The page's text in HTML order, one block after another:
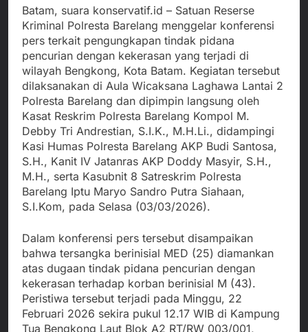
Batam, suara konservatif.id – Satuan Reserse
Kriminal Polresta Barelang menggelar konferensi
pers terkait pengungkapan tindak pidana
pencurian dengan kekerasan yang terjadi di
wilayah Bengkong, Kota Batam. Kegiatan tersebut
dilaksanakan di Aula Wicaksana Laghawa Lantai 2
Polresta Barelang dan dipimpin langsung oleh
Kasat Reskrim Polresta Barelang Kompol M.
Debby Tri Andrestian, S.I.K., M.H.Li., didampingi
Kasi Humas Polresta Barelang AKP Budi Santosa,
S.H., Kanit IV Jatanras AKP Doddy Masyir, S.H.,
M.H., serta Kasubnit 8 Satreskrim Polresta
Barelang Iptu Maryo Sandro Putra Siahaan,
S.I.Kom, pada Selasa (03/03/2026).
Dalam konferensi pers tersebut disampaikan
bahwa tersangka berinisial MED (25) diamankan
atas dugaan tindak pidana pencurian dengan
kekerasan terhadap korban berinisial M (43).
Peristiwa tersebut terjadi pada Minggu, 22
Februari 2026 sekira pukul 12.17 WIB di Kampung
Tua Bengkong Laut Blok A2 RT/RW 003/001,